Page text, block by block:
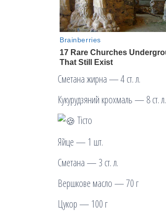
Сметана жирна — 4 ст. л.
Кукурудзяний крохмаль — 8 ст. л.
Тісто
Яйце — 1 шт.
Сметана — 3 ст. л.
Вершкове масло — 70 г
Цукор — 100 г